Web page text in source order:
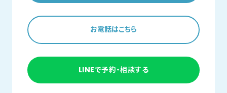
お電話はこちら
LINEで予約・相談する